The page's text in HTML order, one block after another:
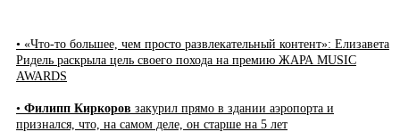
• «Что-то большее, чем просто развлекательный контент»: Елизавета
Ридель раскрыла цель своего похода на премию ЖАРА MUSIC
AWARDS
• Филипп Киркоров закурил прямо в здании аэропорта и
признался, что, на самом деле, он старше на 5 лет